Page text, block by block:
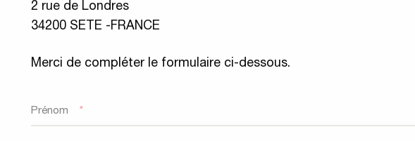
2 rue de Londres
34200 SETE -FRANCE
Merci de compléter le formulaire ci-dessous.
Prénom *